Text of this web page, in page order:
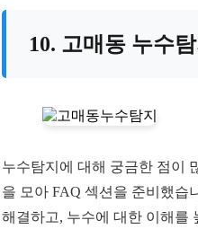
10. 고매동 누수
누수탐지에 대해 궁금한 점이
을 모아 FAQ 섹션을 준비했습
해결하고, 누수에 대한 이해를